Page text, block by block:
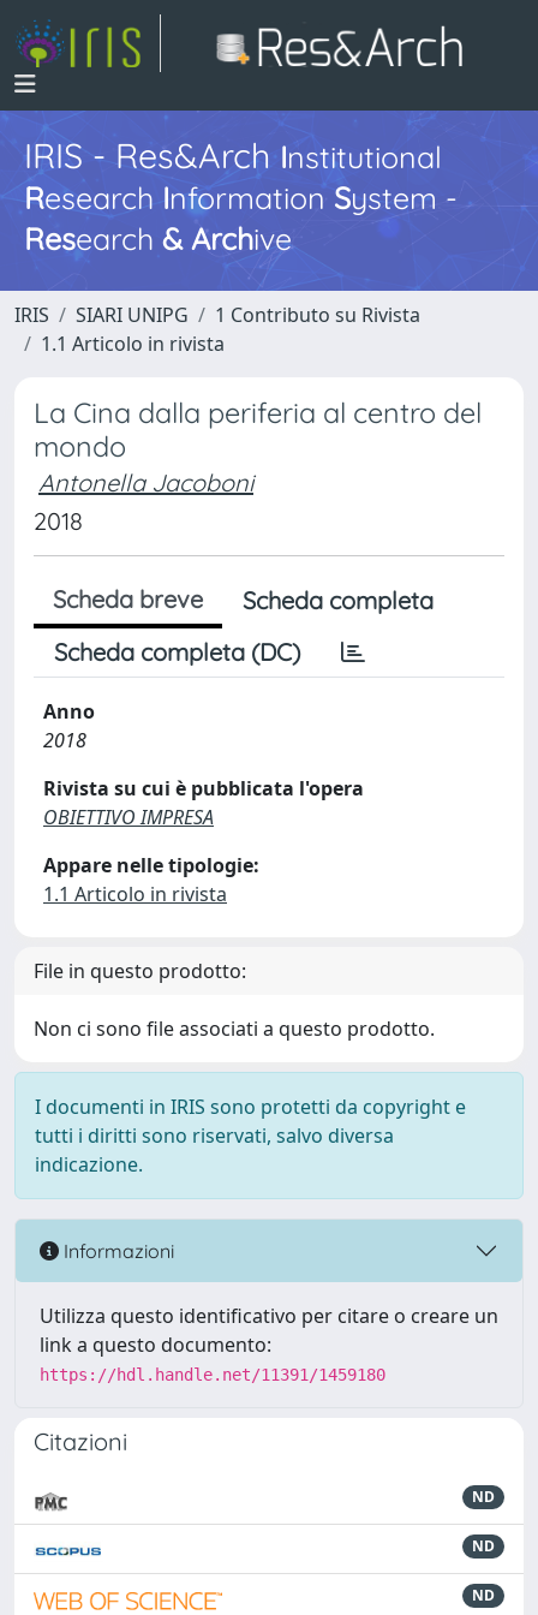
IRIS - Res&ArchInstitutional
Research InformationSystem -
Research & Archive
IRIS SIARI UNIPG
1 Contributo su Rivista
1.1 Articolo in rivista
La Cina dalla periferia al centro del
mondo
Antonella Jacoboni
2018
Scheda breve
Scheda completa
Scheda completa (DC)
Anno
2018
Rivista su cui è pubblicata l'opera
OBIETTIVO IMPRESA
Appare nelle tipologie:
1.1 Articolo in rivista
File in questo prodotto:
Non ci sono file associati a questo prodotto.
I documenti in IRIS sono protetti da copyright e
tutti i diritti sono riservati, salvo diversa
indicazione.
Informazioni
Utilizza questo identificativo per citare o creare un
link a questo documento:
https://hdl.handle.net/11391/1459180
Citazioni
ND
ND
ND